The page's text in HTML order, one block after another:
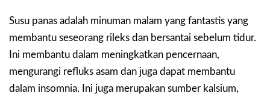
Susu panas adalah minuman malam yang fantastis yang
membantu seseorang rileks dan bersantai sebelum tidur.
Ini membantu dalam meningkatkan pencernaan,
mengurangi refluks asam dan juga dapat membantu
dalam insomnia. Ini juga merupakan sumber kalsium,